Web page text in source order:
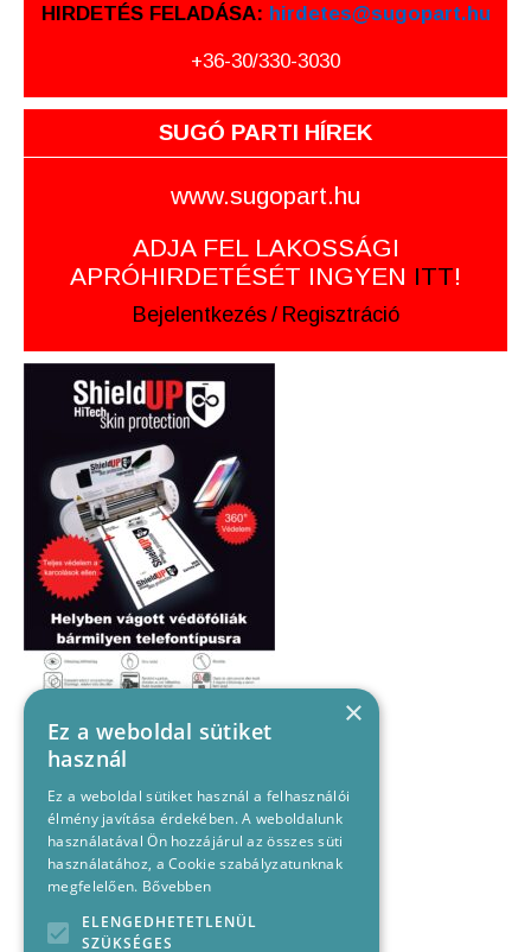
HIRDETÉS FELADÁSA: hirdetes@sugopart.hu
+36-30/330-3030
SUGÓ PARTI HÍREK
www.sugopart.hu
ADJA FEL LAKOSSÁGI
APRÓHIRDETÉSÉT INGYEN ITT!
Bejelentkezés / Regisztráció
×
Ez a weboldal sütiket
használ
Ez a weboldal sütiket használ a felhasználói
élmény javítása érdekében. A weboldalunk
használatával Ön hozzájárul az összes süti
használatához, a Cookie szabályzatunknak
megfelelően. Bővebben
ELENGEDHETETLENÜL
SZÜKSÉGES